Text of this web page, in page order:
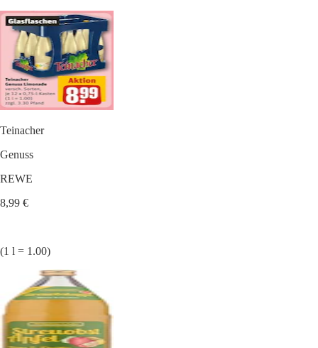
Teinacher
Genuss
REWE
8,99 €
(1 l = 1.00)